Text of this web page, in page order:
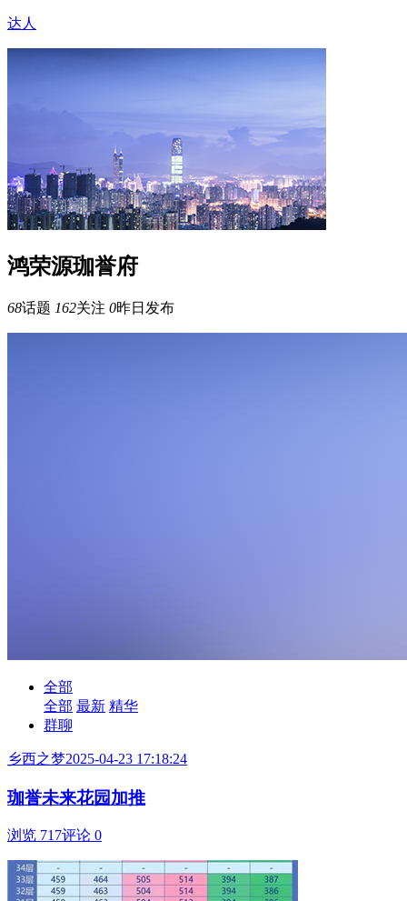
达人
鸿荣源珈誉府
68话题 162关注 0昨日发布
全部
全部 最新 精华
群聊
乡西之梦2025-04-23 17:18:24
珈誉未来花园加推
浏览 717评论 0